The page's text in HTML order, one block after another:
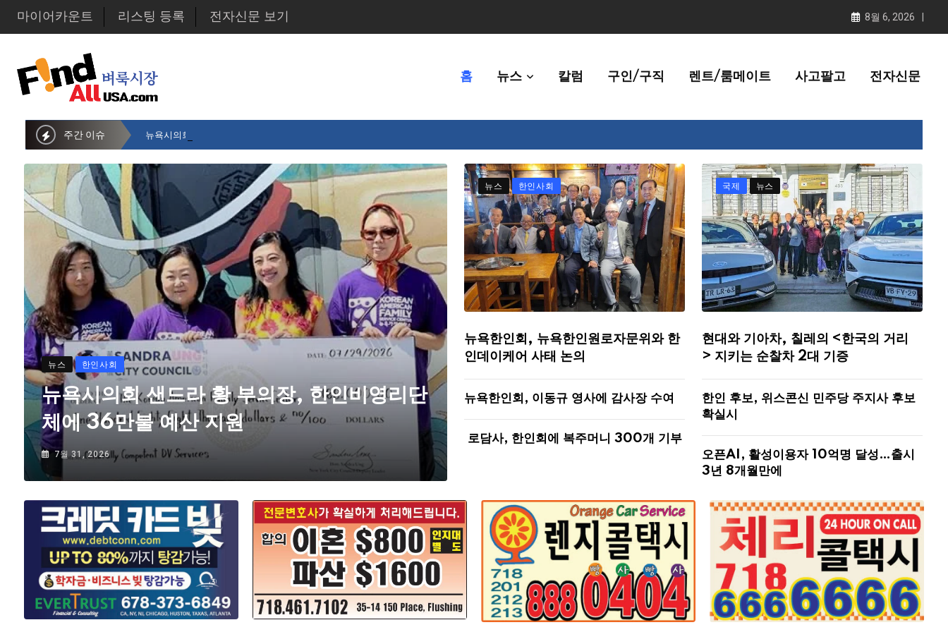
마이어카운트 리스팅 등록 전자신문 보기 8월 6, 2026
홈 뉴스 칼럼 구인/구직 렌트/룸메이트 사고팔고 전자신문
주간 이슈 뉴욕시의회 샌드라 황 부의장, 한인비영리단체에 36만불 예산 지원
뉴스 한인사회
뉴욕시의회 샌드라 황 부의장, 한인비영리단
체에 36만불 예산 지원
7월 31, 2026
뉴스 한인사회
뉴욕한인회, 뉴욕한인원로자문위와 한
인데이케어 사태 논의
뉴욕한인회, 이동규 영사에 감사장 수여
로담사, 한인회에 복주머니 300개 기부
국제 뉴스
현대와 기아차, 칠레의 <한국의 거리
> 지키는 순찰차 2대 기증
한인 후보, 위스콘신 민주당 주지사 후보
확실시
오픈AI, 활성이용자 10억명 달성…출시
3년 8개월만에